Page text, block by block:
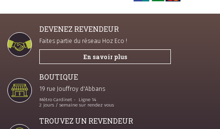
DEVENEZ REVENDEUR
Faites partie du réseau Hoz Eco !
En savoir plus
BOUTIQUE
19 rue Jouffroy d'Abbans
Métro Cardinet - Ligne 14
2 jours / semaine sur rendez vous
TROUVEZ UN REVENDEUR